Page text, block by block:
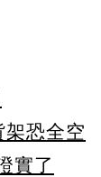
恐全空
實了